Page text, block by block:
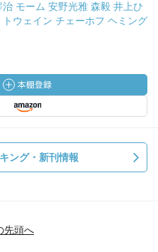
裏切ったと考えるのは確か
ヴァーグナーがそういう欠
、大作曲家としての美点を
れないのだ。緒英人の欠点
が、私は反対だ。欠点も知
ば、我々が著名人と同じよ
ると気づいていても、彼ら
声を補うので、その歌唱は
モーム 安野光雅 森毅 井上ひ
ウェイン チェーホフ ヘミング
ング・新刊情報
先頭へ